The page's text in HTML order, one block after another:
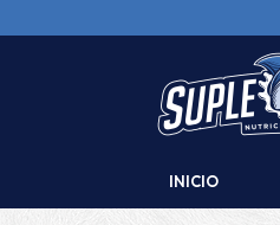
INICIO